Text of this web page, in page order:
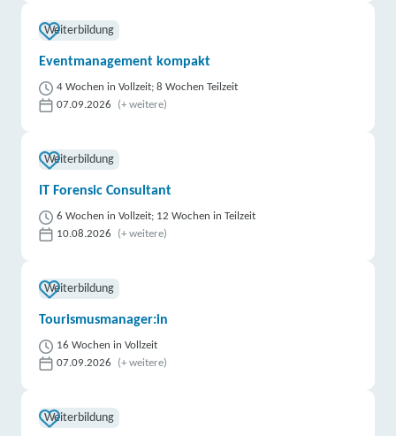
gemeinnützige Gesellschaft mbH | Stefan-George-
Str. 20, 55411 Bingen
weitere Informationen
IBB Cochem | Ravenéstraße 11, 56812 Cochem
(BWHW) | Felkestraße 37, 65582 Diez
Lernstudio Barbarossa / MegaKids Fortbildungs
GmbH | Rathausplatz 13, 67227 Frankenthal
weitere Informationen
Straße 42, 67227 Frankenthal
Weiterbildung
Eventmanagement kompakt
4 Wochen in Vollzeit; 8 Wochen Teilzeit
07.09.2026
(+ weitere)
Weiterbildung
IT Forensic Consultant
6 Wochen in Vollzeit; 12 Wochen in Teilzeit
10.08.2026
(+ weitere)
Weiterbildung
Tourismusmanager:in
16 Wochen in Vollzeit
07.09.2026
(+ weitere)
Weiterbildung